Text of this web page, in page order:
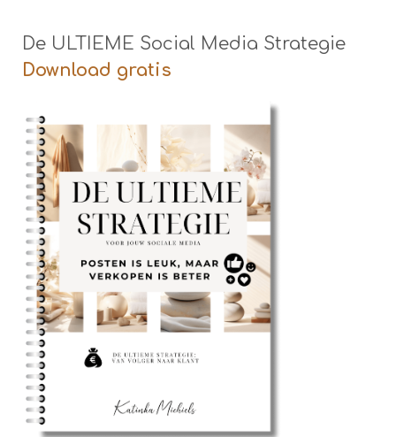
De ULTIEME Social Media Strategie
Download gratis